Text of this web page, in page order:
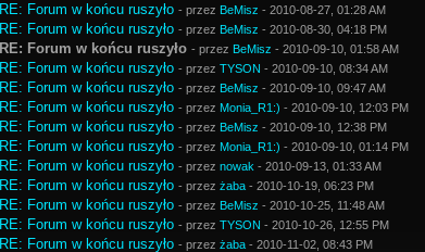
RE: Forum w końcu ruszyło - przez BeMisz - 2010-08-27, 01:28 AM
RE: Forum w końcu ruszyło - przez BeMisz - 2010-08-30, 04:18 PM
RE: Forum w końcu ruszyło - przez BeMisz - 2010-09-10, 01:58 AM
RE: Forum w końcu ruszyło - przez TYSON - 2010-09-10, 08:34 AM
RE: Forum w końcu ruszyło - przez BeMisz - 2010-09-10, 09:47 AM
RE: Forum w końcu ruszyło - przez Monia_R1:) - 2010-09-10, 12:03 PM
RE: Forum w końcu ruszyło - przez BeMisz - 2010-09-10, 12:38 PM
RE: Forum w końcu ruszyło - przez Monia_R1:) - 2010-09-10, 01:14 PM
RE: Forum w końcu ruszyło - przez nowak - 2010-09-13, 01:33 AM
RE: Forum w końcu ruszyło - przez żaba - 2010-10-19, 06:23 PM
RE: Forum w końcu ruszyło - przez BeMisz - 2010-10-25, 11:48 AM
RE: Forum w końcu ruszyło - przez TYSON - 2010-10-26, 12:55 PM
RE: Forum w końcu ruszyło - przez żaba - 2010-11-02, 08:43 PM